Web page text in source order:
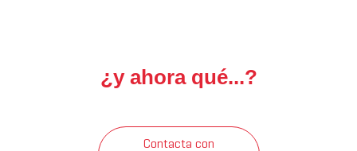
¿y ahora qué...?
Contacta con